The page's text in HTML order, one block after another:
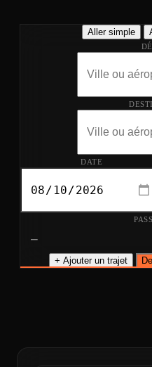
Aller simple
DATE
−
+ Ajouter un trajet